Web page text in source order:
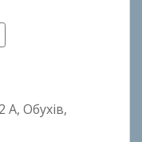
А, Обухів,